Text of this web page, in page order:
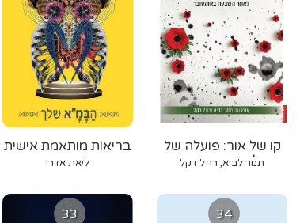
בריאות מותאמת אישית
ליאת אדרי
קו של אור: פועלה של
קהילת בריאות הנפש
תמר לביא, רחל דקל
33 34